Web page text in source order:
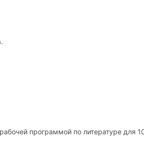
программой по литературе для